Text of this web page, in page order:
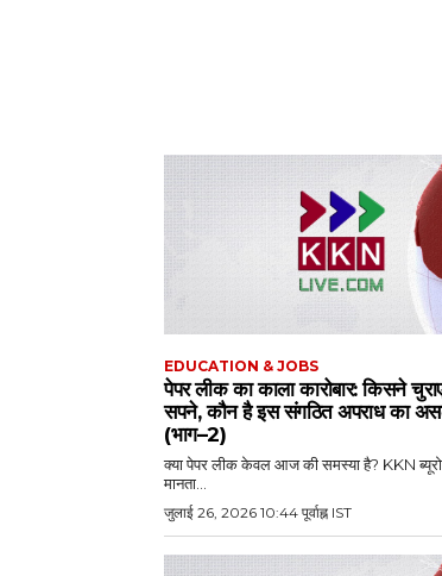
EDUCATION & JOBS
पेपर लीक का काला कारोबार: किसने
सपने, कौन है इस संगठित अपराध का
(भाग–2)
क्या पेपर लीक केवल आज की समस्या है? KKN ब्यूरो। यदि कोई यह
मानता...
जुलाई 26, 2026 10:44 पूर्वाह्न IST